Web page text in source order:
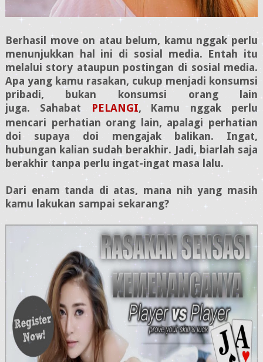
Berhasil move on atau belum, kamu nggak perlu
menunjukkan hal ini di sosial media. Entah itu
melalui story ataupun postingan di sosial media.
Apa yang kamu rasakan, cukup menjadi konsumsi
pribadi, bukan konsumsi orang lain
juga.Sahabat PELANGI,
Kamu nggak perlu
mencari perhatian orang lain, apalagi perhatian
doi supaya doi mengajak balikan. Ingat,
hubungan kalian sudah berakhir. Jadi, biarlah saja
berakhir tanpa perlu ingat-ingat masa lalu.
Dari enam tanda di atas, mana nih yang masih
kamu lakukan sampai sekarang?